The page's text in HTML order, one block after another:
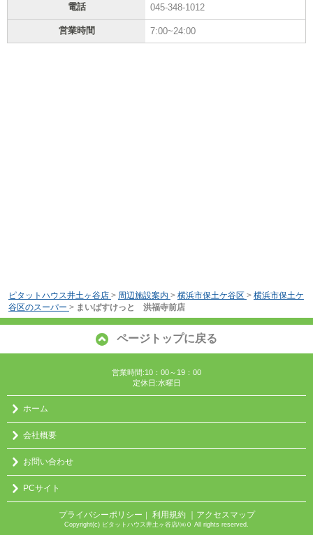
電話 045-348-1012
営業時間 7:00~24:00
ピタットハウス井土ヶ谷店 > 周辺施設案内 > 横浜市保土ケ谷区 > 横浜市保土ケ
谷区のスーパー > まいばすけっと 洪福寺前店
ページトップに戻る
営業時間:10：00～19：00
定休日:水曜日
ホーム
会社概要
お問い合わせ
PCサイト
プライバシーポリシー ｜ 利用規約 ｜アクセスマップ
Copyright(c) ピタットハウス井土ヶ谷店/㈱０ All rights reserved.